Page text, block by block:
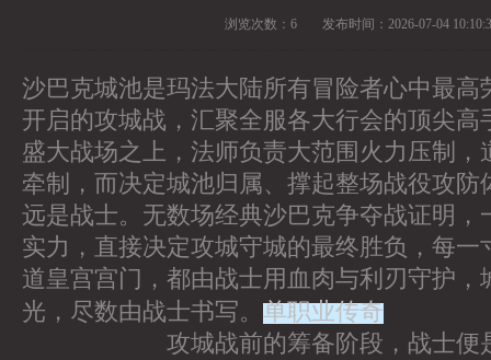
浏览次数： 6 发布时间： 2026-07-04
沙巴克城池是玛法大陆所有冒险者心中最高
开启的攻城战，汇聚全服各大行会的顶尖高
盛大战场之上，法师负责大范围火力压制，
牵制，而决定城池归属、撑起整场战役攻防
远是战士。无数场经典沙巴克争夺战证明，
实力，直接决定攻城守城的最终胜负，每一
道皇宫宫门，都由战士用血肉与利刃守护，
光，尽数由战士书写。 单职业传奇
攻城战前的筹备阶段，战士便是